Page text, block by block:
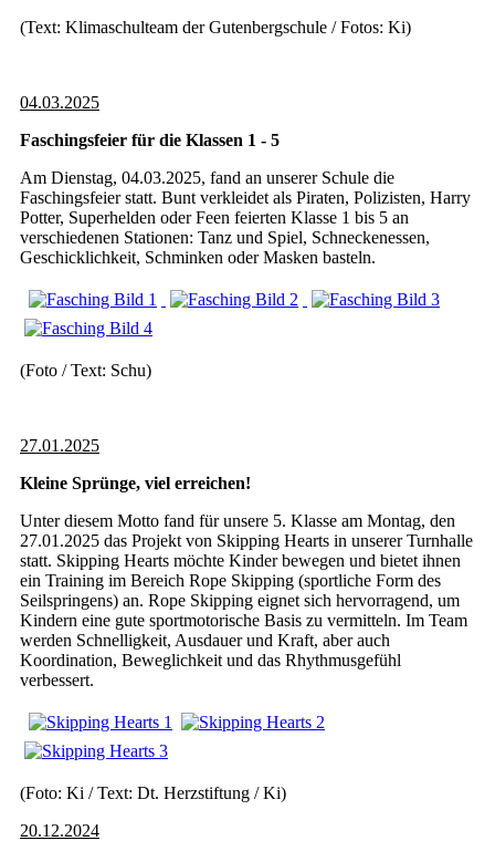
(Text: Klimaschulteam der Gutenbergschule / Fotos: Ki)
04.03.2025
Faschingsfeier für die Klassen 1 - 5
Am Dienstag, 04.03.2025, fand an unserer Schule die
Faschingsfeier statt. Bunt verkleidet als Piraten, Polizisten, Harry
Potter, Superhelden oder Feen feierten Klasse 1 bis 5 an
verschiedenen Stationen: Tanz und Spiel, Schneckenessen,
Geschicklichkeit, Schminken oder Masken basteln.
(Foto / Text: Schu)
27.01.2025
Kleine Sprünge, viel erreichen!
Unter diesem Motto fand für unsere 5. Klasse am Montag, den
27.01.2025 das Projekt von Skipping Hearts in unserer Turnhalle
statt. Skipping Hearts möchte Kinder bewegen und bietet ihnen
ein Training im Bereich Rope Skipping (sportliche Form des
Seilspringens) an. Rope Skipping eignet sich hervorragend, um
Kindern eine gute sportmotorische Basis zu vermitteln. Im Team
werden Schnelligkeit, Ausdauer und Kraft, aber auch
Koordination, Beweglichkeit und das Rhythmusgefühl
verbessert.
(Foto: Ki / Text: Dt. Herzstiftung / Ki)
20.12.2024